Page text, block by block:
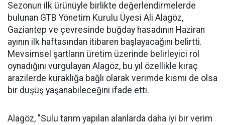
Sezonun ilk ürünüyle birlikte değerlendirmelerde
bulunan GTB Yönetim Kurulu Üyesi Ali Alagöz,
Gaziantep ve çevresinde buğday hasadının Haziran
ayının ilk haftasından itibaren başlayacağını belirtti.
Mevsimsel şartların üretim üzerinde belirleyici rol
oynadığını vurgulayan Alagöz, bu yıl özellikle kıraç
arazilerde kuraklığa bağlı olarak verimde kısmi de olsa
bir düşüş yaşanabileceğini ifade etti.
Alagöz, "Sulu tarım yapılan alanlarda daha iyi bir verim